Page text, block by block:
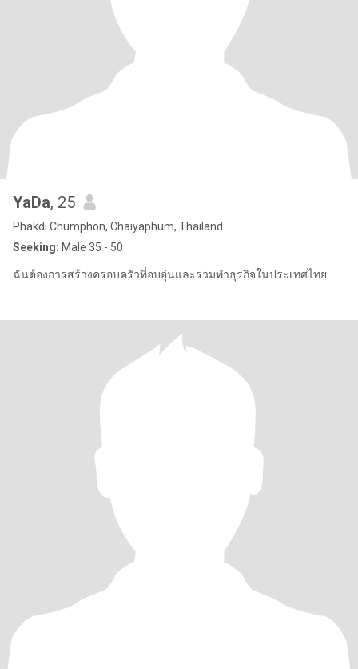
YaDa, 25
Phakdi Chumphon, Chaiyaphum, Thailand
Seeking: Male 35 - 50
ฉันต้องการสร้างครอบครัวที่อบอุ่นและร่วมทำธุรกิจในประเทศไทย